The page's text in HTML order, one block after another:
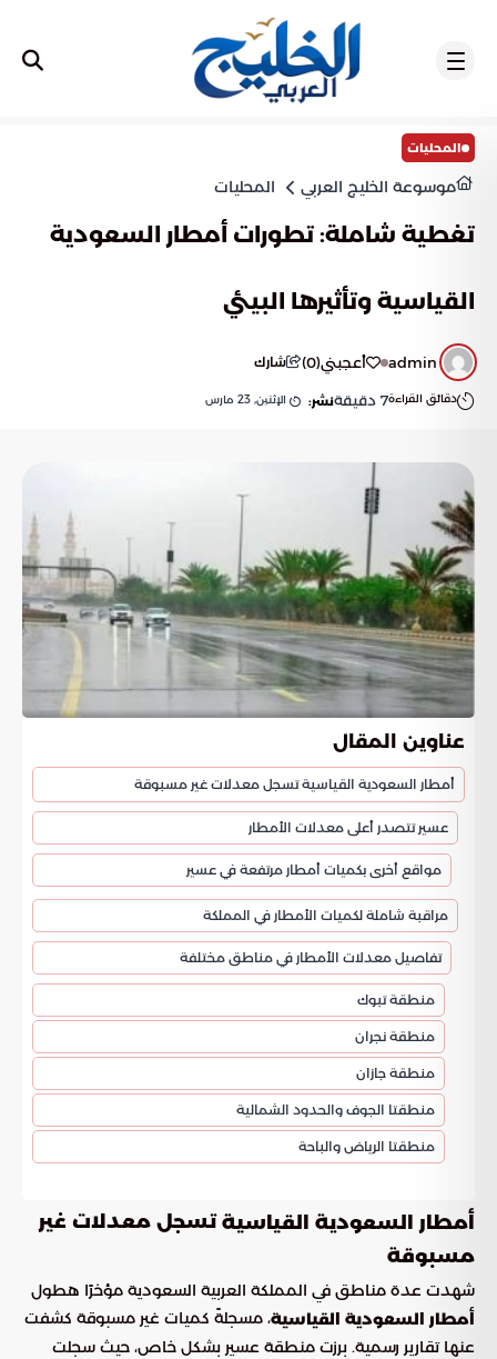
المحليات
موسوعة الخليج العربي المحليات
تغطية شاملة: تطورات أمطار السعودية
القياسية وتأثيرها البيئي
admin أعجبني(
0
) شارك
دقائق القراءة7 دقيقةنشر: الإثنين, 23 مارس
عناوين المقال
أمطار السعودية القياسية تسجل معدلات غير مسبوقة
عسير تتصدر أعلى معدلات الأمطار
مواقع أخرى بكميات أمطار مرتفعة في عسير
مراقبة شاملة لكميات الأمطار في المملكة
تفاصيل معدلات الأمطار في مناطق مختلفة
منطقة تبوك
منطقة نجران
منطقة جازان
منطقتا الجوف والحدود الشمالية
منطقتا الرياض والباحة
أمطار السعودية القياسية تسجل معدلات غير
مسبوقة
شهدت عدة مناطق في المملكة العربية السعودية مؤخرًا هطول
أمطار السعودية القياسية، مسجلةً كميات غير مسبوقة كشفت
عنها تقارير رسمية. برزت منطقة عسير بشكل خاص، حيث سجلت